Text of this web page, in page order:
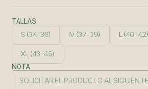
TALLAS
S (34-36) M (37-39) L (40-42)
XL (43-45)
NOTA